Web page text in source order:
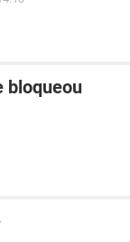
bloqueou